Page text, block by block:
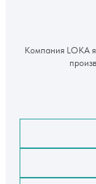
Компания LOKA